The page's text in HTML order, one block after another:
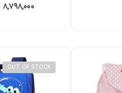
۸,۷۹۸,۰۰۰
OUT OF STOCK